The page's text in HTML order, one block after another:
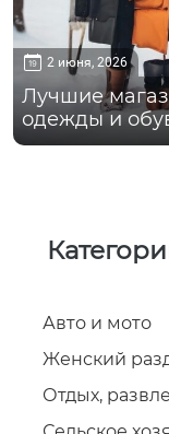
2 июня, 2026
Лучшие
одежды и
Авто и мото
Женский
Отдых,